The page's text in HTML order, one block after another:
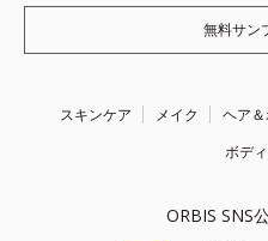
無料サン
スキンケア メイク ヘア
ボデ
ORBIS SNS